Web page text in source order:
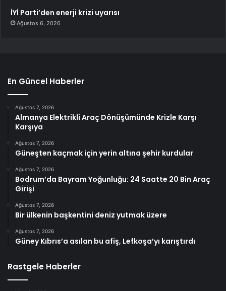
İYİ Parti’den enerji krizi uyarısı
Ağustos 6, 2026
En Güncel Haberler
Ağustos 7, 2026
Almanya Elektrikli Araç Dönüşümünde Krizle Karşı
Karşıya
Ağustos 7, 2026
Güneşten kaçmak için yerin altına şehir kurdular
Ağustos 7, 2026
Bodrum’da Bayram Yoğunluğu: 24 Saatte 20 Bin Araç
Girişi
Ağustos 7, 2026
Bir ülkenin başkentini deniz yutmak üzere
Ağustos 7, 2026
Güney Kıbrıs’a asılan bu afiş, Lefkoşa’yı karıştırdı
Rastgele Haberler